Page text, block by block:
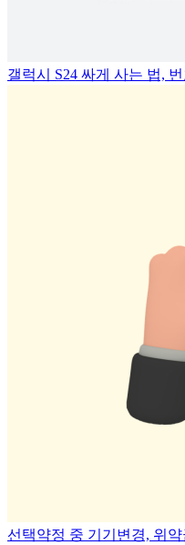
갤럭시 S24 싸게 사는 법,
선택약정 중 기기변경, 위약